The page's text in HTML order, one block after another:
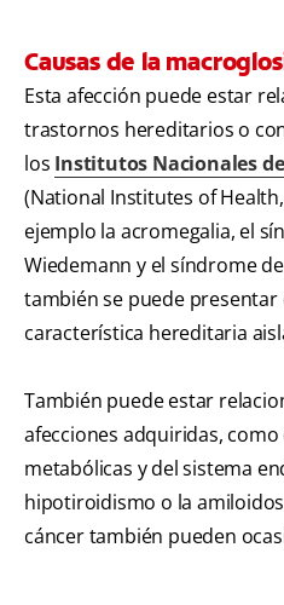
Causas de la
Esta afección puede estar
trastornos hereditarios o
los Institutos Nacionales
(National Institutes of
ejemplo la acromegalia, el
Wiedemann y el síndrome
también se puede presentar
característica hereditaria
También puede estar
afecciones adquiridas,
metabólicas y del sistema
hipotiroidismo o la
cáncer también pueden